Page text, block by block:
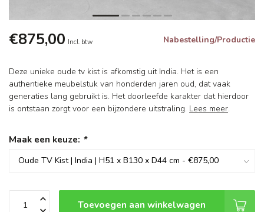
€875,00 Incl. btw Nabestelling/Productie
Deze unieke oude tv kist is afkomstig uit India. Het is een
authentieke meubelstuk van honderden jaren oud, dat vaak
generaties lang gebruikt is. Het doorleefde karakter dat hierdoor
is ontstaan zorgt voor een bijzondere uitstraling. Lees meer.
Maak een keuze: *
Toevoegen aan winkelwagen